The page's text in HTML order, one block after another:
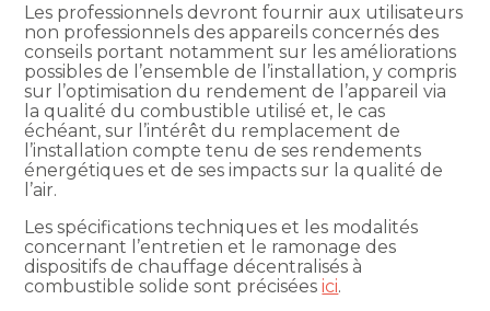
Les professionnels devront fournir aux utilisateurs
non professionnels des appareils concernés des
conseils portant notamment sur les améliorations
possibles de l’ensemble de l’installation, y compris
sur l’optimisation du rendement de l’appareil via
la qualité du combustible utilisé et, le cas
échéant, sur l’intérêt du remplacement de
l’installation compte tenu de ses rendements
énergétiques et de ses impacts sur la qualité de
l’air.
Les spécifications techniques et les modalités
concernant l’entretien et le ramonage des
dispositifs de chauffage décentralisés à
combustible solide sont préciséesici.